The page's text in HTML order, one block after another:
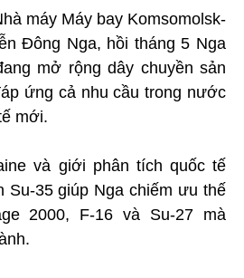
máy Máy bay Komsomolsk-
Đông Nga, hồi tháng 5 Nga
mở rộng dây chuyền sản
ứng cả nhu cầu trong nước
mới.
và giới phân tích quốc tế
Su-35 giúp Nga chiếm ưu thế
2000, F-16 và Su-27 mà